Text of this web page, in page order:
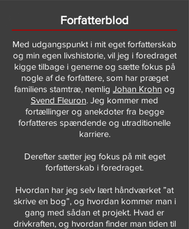
Forfatterblod
Med udgangspunkt i mit eget forfatterskab
og min egen livshistorie, vil jeg i foredraget
kigge tilbage i generne og sætte fokus på
nogle af de forfattere, som har præget
familiens stamtræ, nemlig Johan Krohn og
Svend Fleuron. Jeg kommer med
fortællinger og anekdoter fra begge
forfatteres spændende og utraditionelle
karriere.
Derefter sætter jeg fokus på mit eget
forfatterskab i foredraget.
Hvordan har jeg selv lært håndværket ”at
skrive en bog”, og hvordan kommer man i
gang med sådan et projekt. Hvad er
drivkraften, og hvordan finder man tiden til